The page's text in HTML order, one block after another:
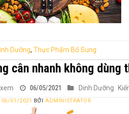
Dưỡng, Thực Phẩm Bổ Sung
cân nhanh không dùng
06/05/2021 Dinh Dưỡng
06/01/2021 BỞIADMINISTRATOR